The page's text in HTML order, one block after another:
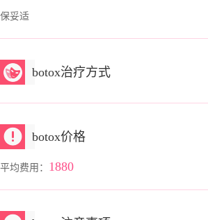
保妥适
botox治疗方式
botox价格
平均费用： 1880